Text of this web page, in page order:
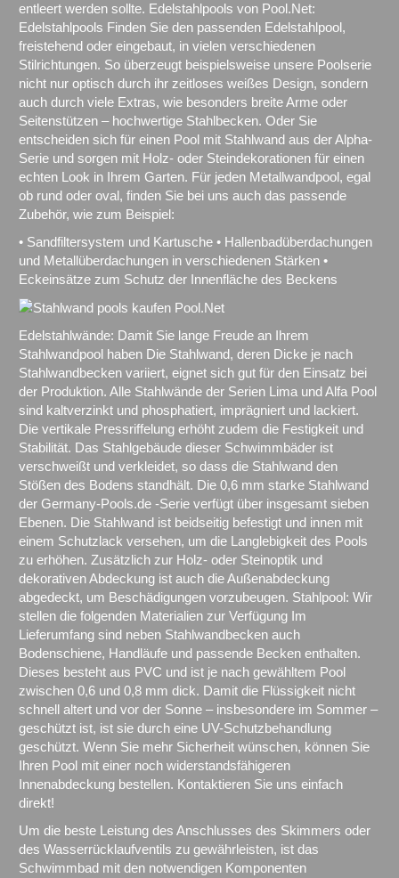
entleert werden sollte. Edelstahlpools von Pool.Net:
Edelstahlpools Finden Sie den passenden Edelstahlpool,
freistehend oder eingebaut, in vielen verschiedenen
Stilrichtungen. So überzeugt beispielsweise unsere Poolserie
nicht nur optisch durch ihr zeitloses weißes Design, sondern
auch durch viele Extras, wie besonders breite Arme oder
Seitenstützen – hochwertige Stahlbecken. Oder Sie
entscheiden sich für einen Pool mit Stahlwand aus der Alpha-
Serie und sorgen mit Holz- oder Steindekorationen für einen
echten Look in Ihrem Garten. Für jeden Metallwandpool, egal
ob rund oder oval, finden Sie bei uns auch das passende
Zubehör, wie zum Beispiel:
• Sandfiltersystem und Kartusche • Hallenbadüberdachungen
und Metallüberdachungen in verschiedenen Stärken •
Eckeinsätze zum Schutz der Innenfläche des Beckens
Edelstahlwände: Damit Sie lange Freude an Ihrem
Stahlwandpool haben Die Stahlwand, deren Dicke je nach
Stahlwandbecken variiert, eignet sich gut für den Einsatz bei
der Produktion. Alle Stahlwände der Serien Lima und Alfa Pool
sind kaltverzinkt und phosphatiert, imprägniert und lackiert.
Die vertikale Pressriffelung erhöht zudem die Festigkeit und
Stabilität. Das Stahlgebäude dieser Schwimmbäder ist
verschweißt und verkleidet, so dass die Stahlwand den
Stößen des Bodens standhält. Die 0,6 mm starke Stahlwand
der Germany-Pools.de -Serie verfügt über insgesamt sieben
Ebenen. Die Stahlwand ist beidseitig befestigt und innen mit
einem Schutzlack versehen, um die Langlebigkeit des Pools
zu erhöhen. Zusätzlich zur Holz- oder Steinoptik und
dekorativen Abdeckung ist auch die Außenabdeckung
abgedeckt, um Beschädigungen vorzubeugen. Stahlpool: Wir
stellen die folgenden Materialien zur Verfügung Im
Lieferumfang sind neben Stahlwandbecken auch
Bodenschiene, Handläufe und passende Becken enthalten.
Dieses besteht aus PVC und ist je nach gewähltem Pool
zwischen 0,6 und 0,8 mm dick. Damit die Flüssigkeit nicht
schnell altert und vor der Sonne – insbesondere im Sommer –
geschützt ist, ist sie durch eine UV-Schutzbehandlung
geschützt. Wenn Sie mehr Sicherheit wünschen, können Sie
Ihren Pool mit einer noch widerstandsfähigeren
Innenabdeckung bestellen. Kontaktieren Sie uns einfach
direkt!
Um die beste Leistung des Anschlusses des Skimmers oder
des Wasserrücklaufventils zu gewährleisten, ist das
Schwimmbad mit den notwendigen Komponenten